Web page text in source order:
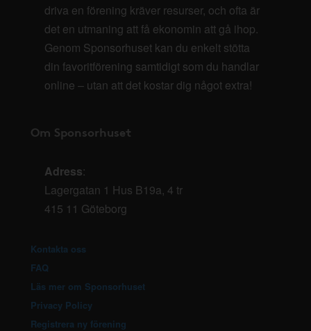
driva en förening kräver resurser, och ofta är
det en utmaning att få ekonomin att gå ihop.
Genom Sponsorhuset kan du enkelt stötta
din favoritförening samtidigt som du handlar
online – utan att det kostar dig något extra!
Om Sponsorhuset
Adress:
Lagergatan 1 Hus B19a, 4 tr
415 11 Göteborg
Kontakta oss
FAQ
Läs mer om Sponsorhuset
Privacy Policy
Registrera ny förening